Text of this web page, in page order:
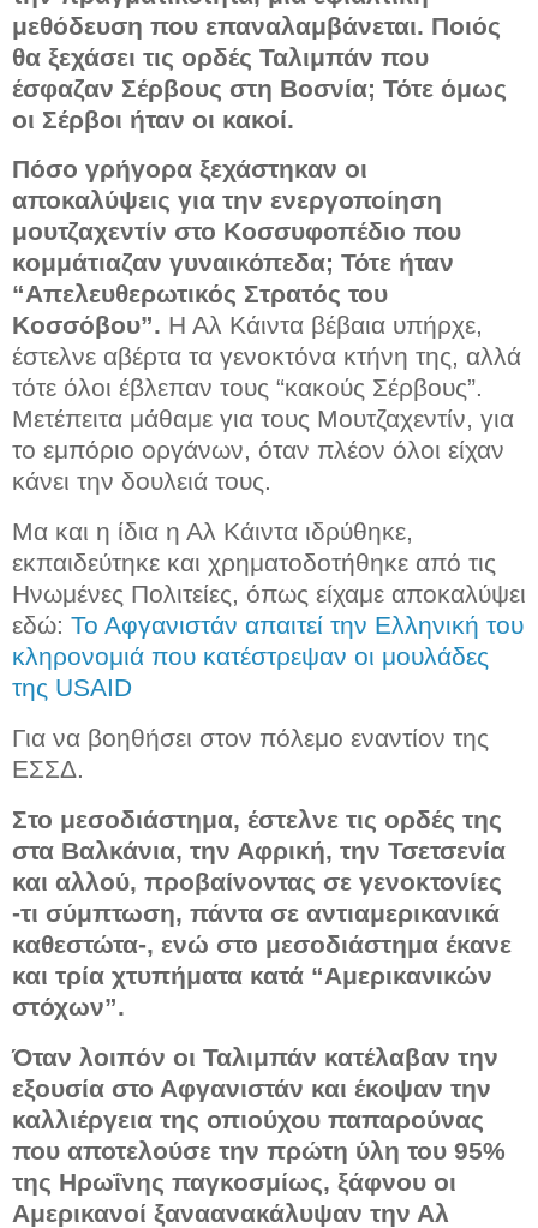
μεθόδευση που επαναλαμβάνεται. Ποιός
θα ξεχάσει τις ορδές Ταλιμπάν που
έσφαζαν Σέρβους στη Βοσνία; Τότε όμως
οι Σέρβοι ήταν οι κακοί.
Πόσο γρήγορα ξεχάστηκαν οι
αποκαλύψεις για την ενεργοποίηση
μουτζαχεντίν στο Κοσσυφοπέδιο που
κομμάτιαζαν γυναικόπεδα; Τότε ήταν
“Απελευθερωτικός Στρατός του
Κοσσόβου”. Η Αλ Κάιντα βέβαια υπήρχε,
έστελνε αβέρτα τα γενοκτόνα κτήνη της, αλλά
τότε όλοι έβλεπαν τους “κακούς Σέρβους”.
Μετέπειτα μάθαμε για τους Μουτζαχεντίν, για
το εμπόριο οργάνων, όταν πλέον όλοι είχαν
κάνει την δουλειά τους.
Μα και η ίδια η Αλ Κάιντα ιδρύθηκε,
εκπαιδεύτηκε και χρηματοδοτήθηκε από τις
Ηνωμένες Πολιτείες, όπως είχαμε αποκαλύψει
εδώ: Το Αφγανιστάν απαιτεί την Ελληνική του
κληρονομιά που κατέστρεψαν οι μουλάδες
της USAID
Για να βοηθήσει στον πόλεμο εναντίον της
ΕΣΣΔ.
Στο μεσοδιάστημα, έστελνε τις ορδές της
στα Βαλκάνια, την Αφρική, την Τσετσενία
και αλλού, προβαίνοντας σε γενοκτονίες
-τι σύμπτωση, πάντα σε αντιαμερικανικά
καθεστώτα-, ενώ στο μεσοδιάστημα έκανε
και τρία χτυπήματα κατά “Αμερικανικών
στόχων”.
Όταν λοιπόν οι Ταλιμπάν κατέλαβαν την
εξουσία στο Αφγανιστάν και έκοψαν την
καλλιέργεια της οπιούχου παπαρούνας
που αποτελούσε την πρώτη ύλη του 95%
της Ηρωΐνης παγκοσμίως, ξάφνου οι
Αμερικανοί ξαναανακάλυψαν την Αλ